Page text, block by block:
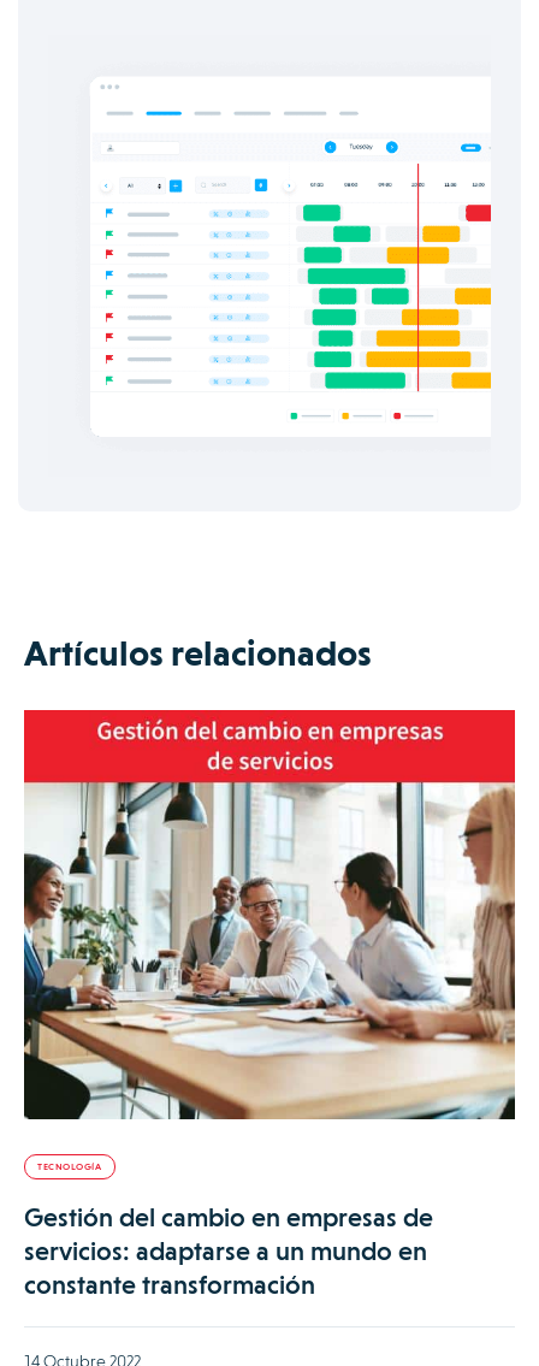
Artículos relacionados
TECNOLOGÍA
Gestión del cambio en empresas de
servicios: adaptarse a un mundo en
constante transformación
14 Octubre 2022